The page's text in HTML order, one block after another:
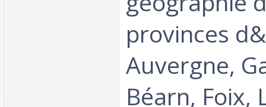
provinces
Auvergne,
Béarn, Foix,